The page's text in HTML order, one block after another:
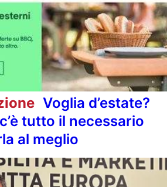
Voglia d’estate?
tutto il necessario
al meglio